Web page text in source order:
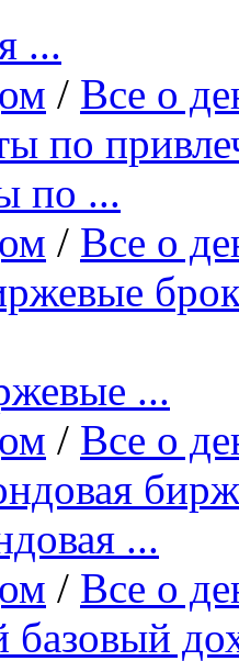
...
/ Все о
по ...
/ Все о
...
/ Все о
...
/ Все о